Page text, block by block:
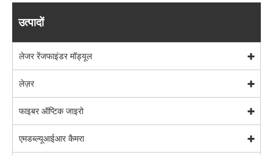
उत्पादों
लेजर रेंजफाइंडर मॉड्यूल
लेज़र
फाइबर ऑप्टिक जाइरो
एमडब्ल्यूआईआर कैमरा